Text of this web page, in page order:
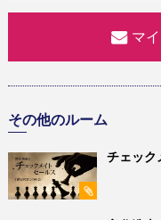
マ
その他のルーム
チェック